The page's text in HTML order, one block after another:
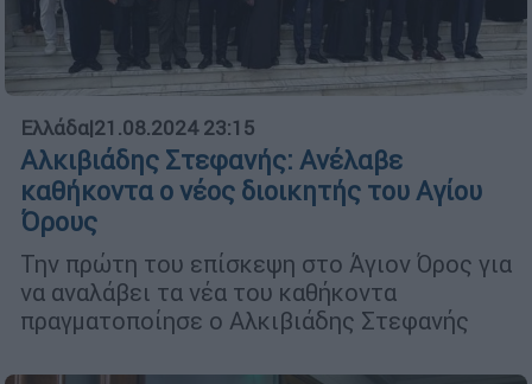
Ελλάδα|21.08.2024 23:15
Αλκιβιάδης Στεφανής: Ανέλαβε
καθήκοντα ο νέος διοικητής του Αγίου
Όρους
Την πρώτη του επίσκεψη στο Άγιον Όρος για
να αναλάβει τα νέα του καθήκοντα
πραγματοποίησε ο Αλκιβιάδης Στεφανής